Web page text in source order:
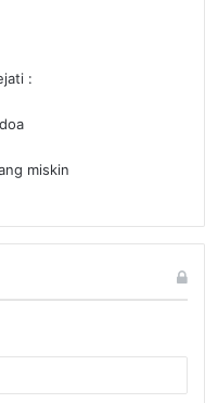
:
miskin